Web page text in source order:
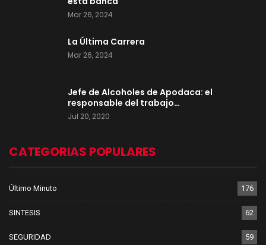
Mar 26, 2024
La Última Carrera
Mar 26, 2024
Jefe de Alcoholes de Apodaca: el
responsable del trabajo…
Jul 20, 2020
CATEGORIAS POPULARES
Último Minuto 176
SINTESIS 62
SEGURIDAD 59